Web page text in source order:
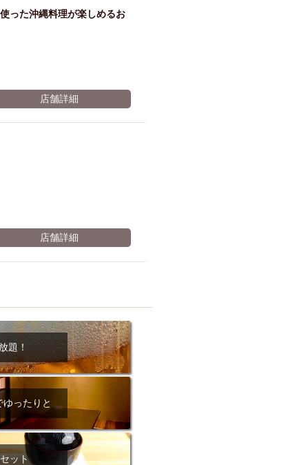
飲み会
掘りごたつ
洋食
ジンギスカン
リアン
古島駅周辺
焼き
ふぐ料理
串焼き
やぎ料理
小禄駅周辺
特集
造形集団
った沖縄料理が楽しめるお
店舗詳細
店舗詳細
題！
ったりと
ット